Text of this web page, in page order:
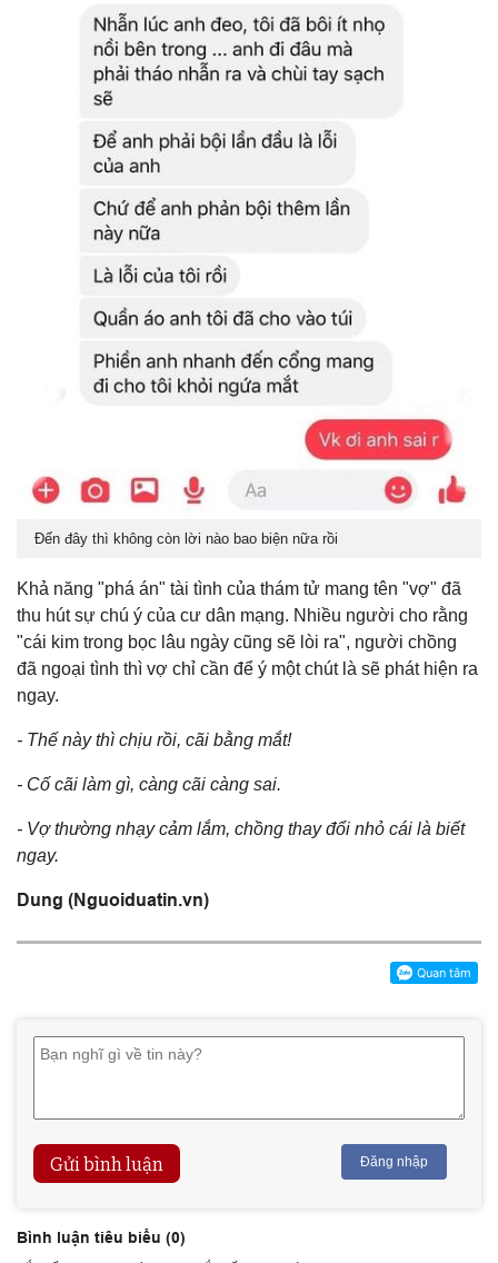
Đến đây thì không còn lời nào bao biện nữa rồi
Khả năng "phá án" tài tình của thám tử mang tên "vợ" đã
thu hút sự chú ý của cư dân mạng. Nhiều người cho rằng
"cái kim trong bọc lâu ngày cũng sẽ lòi ra", người chồng
đã ngoại tình thì vợ chỉ cần để ý một chút là sẽ phát hiện ra
ngay.
- Thế này thì chịu rồi, cãi bằng mắt!
- Cố cãi làm gì, càng cãi càng sai.
- Vợ thường nhạy cảm lắm, chồng thay đổi nhỏ cái là biết
ngay.
Dung (Nguoiduatin.vn)
Gửi bình luận Đăng nhập
Bình luận tiêu biểu (0)